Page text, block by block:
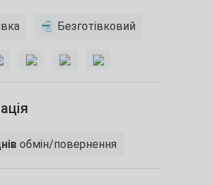
Безготівковий
обмін/повернення